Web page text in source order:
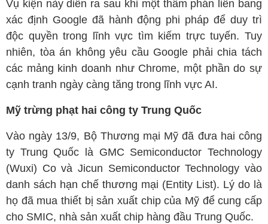
Vụ kiện này diễn ra sau khi một thẩm phán liên bang
xác định Google đã hành động phi pháp để duy trì
độc quyền trong lĩnh vực tìm kiếm trực tuyến. Tuy
nhiên, tòa án không yêu cầu Google phải chia tách
các mảng kinh doanh như Chrome, một phần do sự
cạnh tranh ngày càng tăng trong lĩnh vực AI.
Mỹ trừng phạt hai công ty Trung Quốc
Vào ngày 13/9, Bộ Thương mại Mỹ đã đưa hai công
ty Trung Quốc là GMC Semiconductor Technology
(Wuxi) Co và Jicun Semiconductor Technology vào
danh sách hạn chế thương mại (Entity List). Lý do là
họ đã mua thiết bị sản xuất chip của Mỹ để cung cấp
cho SMIC, nhà sản xuất chip hàng đầu Trung Quốc.